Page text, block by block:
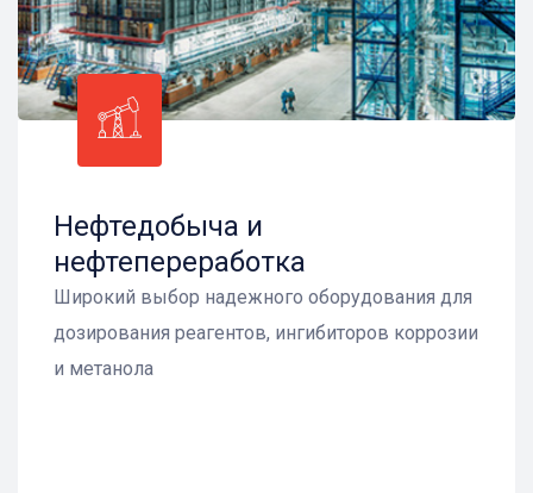
Нефтедобыча и
нефтепереработка
Широкий выбор надежного оборудования для
дозирования реагентов, ингибиторов коррозии
и метанола